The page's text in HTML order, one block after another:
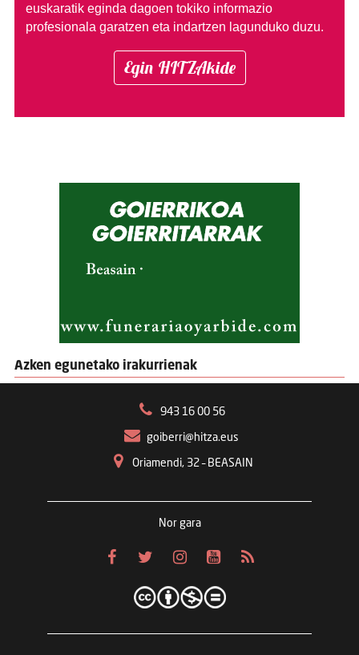
euskaratik eginda dagoen tokiko informazio
profesionala garatzen eta indartzen lagunduko duzu.
Egin HITZAkide
Azken egunetako irakurrienak
943 16 00 56
goiberri@hitza.eus
Oriamendi, 32 – BEASAIN
Nor gara